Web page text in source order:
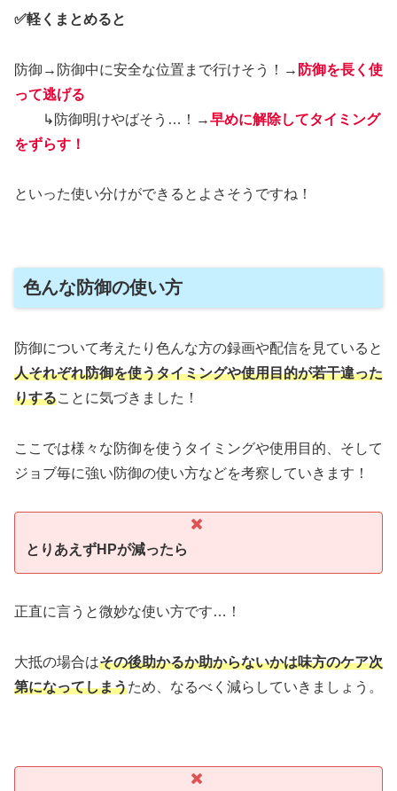
✅軽くまとめると
防御→防御中に安全な位置まで行けそう！→ 防御を長く使
って逃げる
↳防御明けやばそう…！→早めに解除してタイミング
をずらす！
といった使い分けができるとよさそうですね！
色んな防御の使い方
防御について考えたり色んな方の録画や配信を見ていると
人それぞれ防御を使うタイミングや使用目的が若干違った
りすることに気づきました！
ここでは様々な防御を使うタイミングや使用目的、そして
ジョブ毎に強い防御の使い方などを考察していきます！
とりあえずHPが減ったら
正直に言うと微妙な使い方です…！
大抵の場合はその後助かるか助からないかは味方のケア次
第になってしまうため、なるべく減らしていきましょう。